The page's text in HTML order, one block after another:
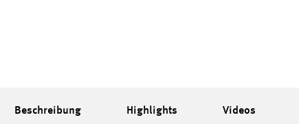
Beschreibung Highlights Videos